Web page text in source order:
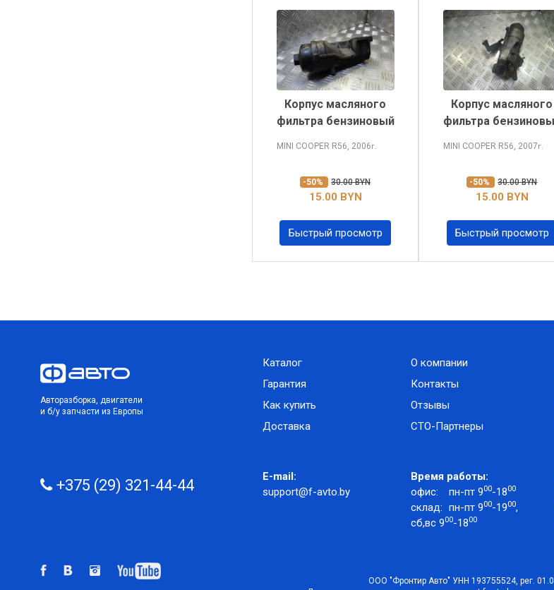
Корпус масляного
фильтра бензиновый
MINI COOPER R56, 2006г.
-50% 30.00 BYN
15.00 BYN
Быстрый просмотр
Корпус масляного
фильтра
MINI COOPER R56, 2007г.
-50% 30.00 BYN
15.00 BYN
Быстрый просмотр
Авторазборка, двигатели
и б/у запчасти из Европы
Каталог
Гарантия
Как купить
Доставка
О компании
Контакты
Отзывы
СТО-Партнеры
+375 (29) 321-44-44
E-mail:
support@f-avto.by
Время работы:
офис:
пн-пт 900-1800
склад: пн-пт 900-1900,
сб,вс 900-1800
ООО "Фронтир Авто" УНН 193755524, рег.